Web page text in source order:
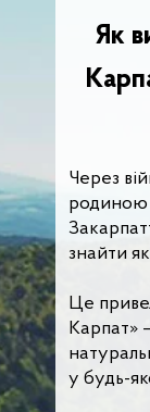
Через
родиною
знайти
Це
Карпат»
у будь-
Як